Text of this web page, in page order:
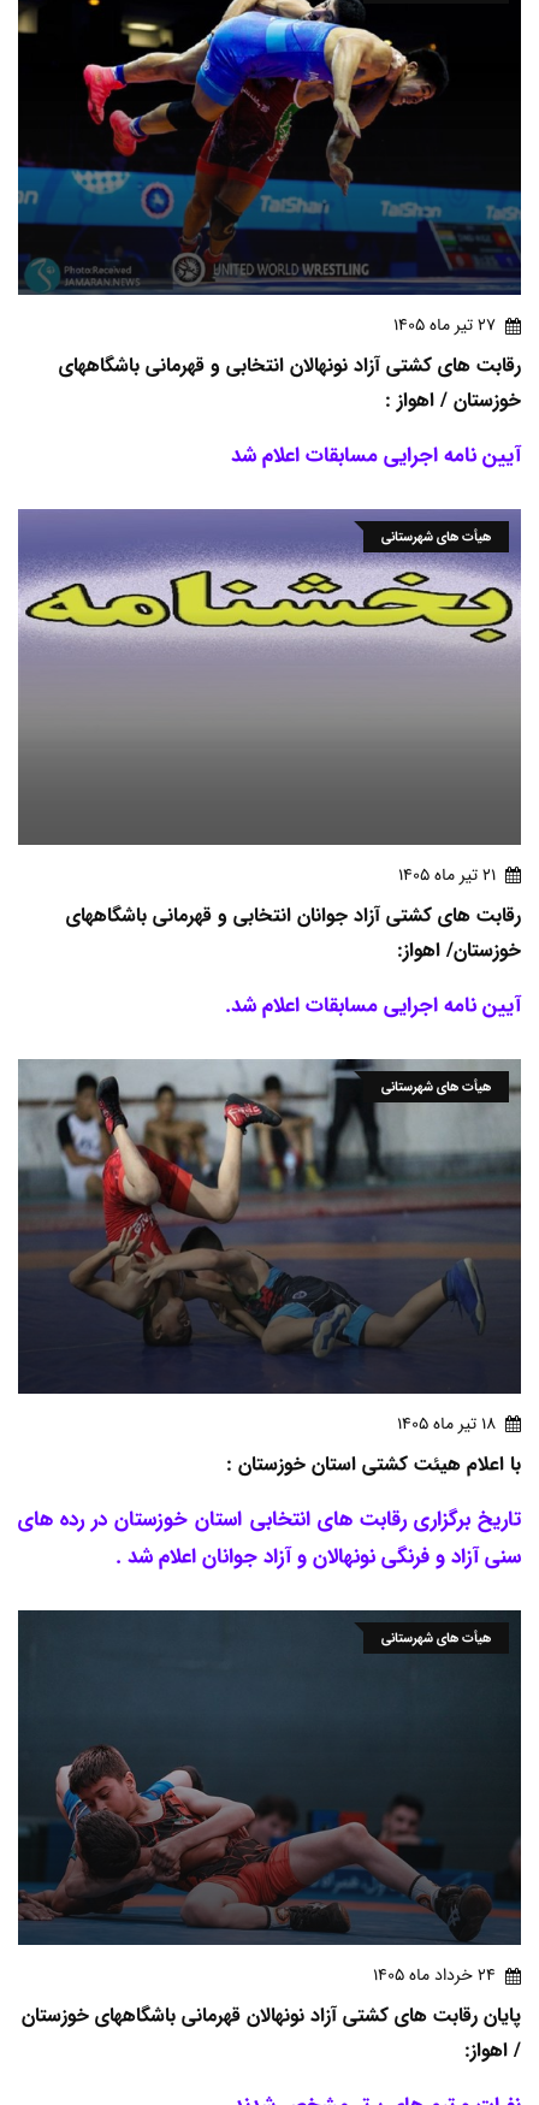
27 تير ماه 1405
رقابت های کشتی آزاد نونهالان انتخابی و قهرمانی باشگاههای
خوزستان / اهواز :
آیین نامه اجرایی مسابقات اعلام شد
هیأت های شهرستانی
21 تير ماه 1405
رقابت های کشتی آزاد جوانان انتخابی و قهرمانی باشگاههای
خوزستان/ اهواز:
آیین نامه اجرایی مسابقات اعلام شد.
هیأت های شهرستانی
18 تير ماه 1405
با اعلام هیئت کشتی استان خوزستان :
تاریخ برگزاری رقابت های انتخابی استان خوزستان در رده های
سنی آزاد و فرنگی نونهالان و آزاد جوانان اعلام شد .
هیأت های شهرستانی
24 خرداد ماه 1405
پایان رقابت های کشتی آزاد نونهالان قهرمانی باشگاههای خوزستان
/ اهواز: